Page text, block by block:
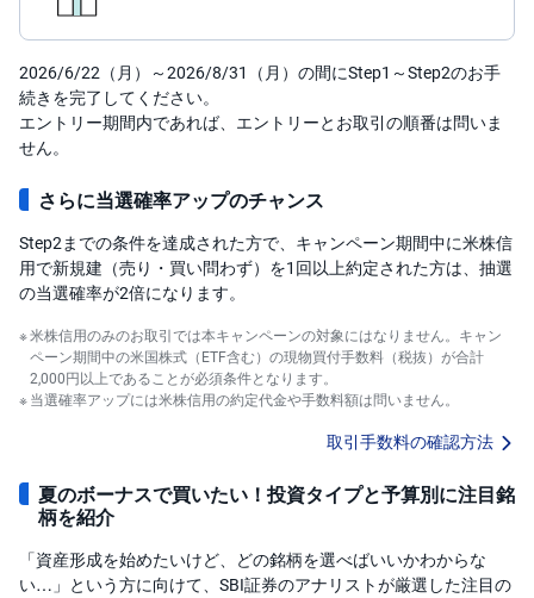
・
銀
・
プ
ラ
チ
貨
建
M
M
NE
W
取
引
所
り
っ
く
株
3
6
5)
2026/6/22（月）～2026/8/31（月）の間にStep1～Step2のお手
続きを完了してください。
エントリー期間内であれば、エントリーとお取引の順番は問いま
せん。
さらに当選確率アップのチャンス
Step2までの条件を達成された方で、キャンペーン期間中に米株信
用で新規建（売り・買い問わず）を1回以上約定された方は、抽選
の当選確率が2倍になります。
米株信用のみのお取引では本キャンペーンの対象にはなりません。キャン
ペーン期間中の米国株式（ETF含む）の現物買付手数料（税抜）が合計
2,000円以上であることが必須条件となります。
当選確率アップには米株信用の約定代金や手数料額は問いません。
取引手数料の確認方法
夏のボーナスで買いたい！投資タイプと予算別に注目銘
柄を紹介
「資産形成を始めたいけど、どの銘柄を選べばいいかわからな
い…」という方に向けて、SBI証券のアナリストが厳選した注目の